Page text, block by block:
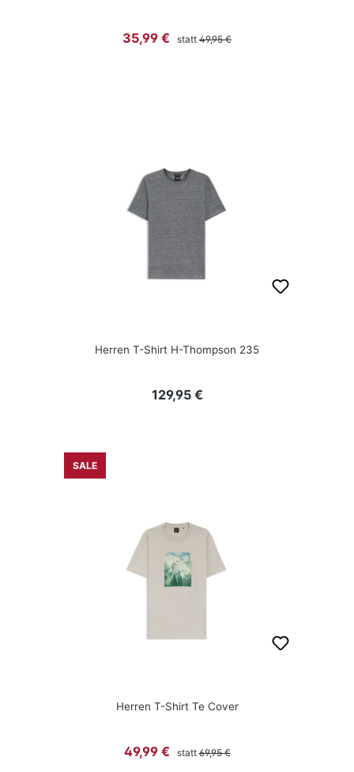
Verkaufspreis:
35,99 € statt Regulärer Preis:
49,95 €
Herren T-Shirt H-Thompson 235
Regulärer Preis:
129,95 €
SALE
Herren T-Shirt Te Cover
Verkaufspreis:
49,99 € statt Regulärer Preis:
69,95 €